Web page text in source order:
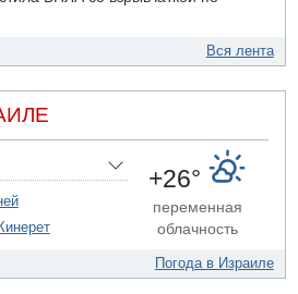
двое маленьких детей
в стену в
в хостеле - Гильбоа
с Йоавом Элиаси
Вся лента
+26°
переменная
облачность
Погода в Израиле